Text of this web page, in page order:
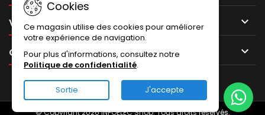
VOTRE COMPTE 
CONTACT 
Cookies
Ce magasin utilise des cookies pour améliorer
votre expérience de navigation.
Pour plus d'informations, consultez notre
Politique de confidentialité.
Sortie J'accepte
© Copyright 2026 INFOELEC Shop. Tous droits réservés.